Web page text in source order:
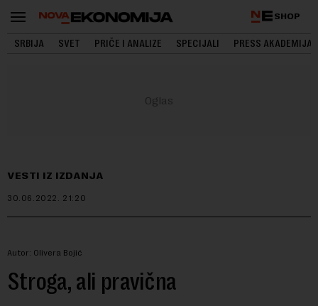
SHOP
SRBIJA SVET PRIČE I ANALIZE SPECIJALI PRESS AKADEMIJA
VESTI IZ IZDANJA
30.06.2022. 21:20
Autor: Olivera Bojić
Stroga, ali pravična